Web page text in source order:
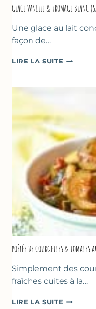
GLACE VANILLE & FROMAGE BLANC
Une glace au lait
façon de…
LIRE LA SUITE GLACE
POÊLÉE DE COURGETTES & TOMATES
Simplement des
fraîches cuites à la…
LIRE LA SUITE POÊLÉE